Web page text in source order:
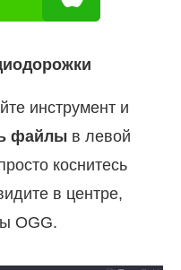
инструмент и
файлы в левой
коснитесь
в центре,
OGG.